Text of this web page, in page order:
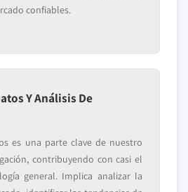
confiables.
Y Análisis De
es una parte clave de nuestro
contribuyendo con casi el
general. Implica analizar la